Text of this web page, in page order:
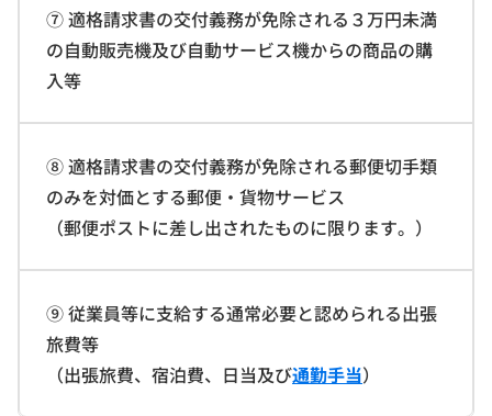
⑦ 適格請求書の交付義務が免除される３万円未満
の自動販売機及び自動サービス機からの商品の購
入等
⑧ 適格請求書の交付義務が免除される郵便切手類
のみを対価とする郵便・貨物サービス
（郵便ポストに差し出されたものに限ります。）
⑨ 従業員等に支給する通常必要と認められる出張
旅費等
（出張旅費、宿泊費、日当及び通勤手当）